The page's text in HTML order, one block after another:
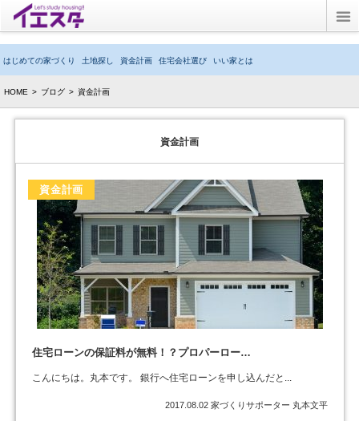
はじめての家づくり 土地探し 資金計画 住宅会社選び いい家とは
HOME > ブログ > 資金計画
資金計画
資金計画
住宅ローンの保証料が無料！？プロパーロー…
こんにちは。丸本です。 銀行へ住宅ローンを申し込んだと...
2017.08.02 家づくりサポーター 丸本文平
ブログ
キッズルーム
イエスタとは？